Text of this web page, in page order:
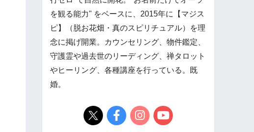
を観る能力" をベースに、2015年に【マジス
ピ】（脱お花畑・真のスピリチュアル）を理
念に掲げ開業。カウンセリング、物件鑑定、
守護霊や過去世のリーディング、禅タロット
やヒーリング、各種講座を行っている。既
婚。